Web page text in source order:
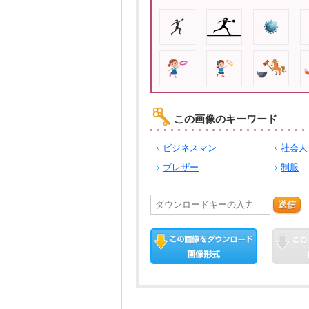
この画像のキーワード
ビジネスマン
社会人
ブレザー
制服
送信